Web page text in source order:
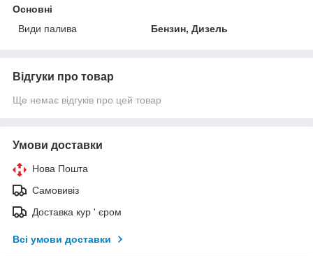
Основні
Види палива
Бензин, Дизель
Відгуки про товар
Ще немає відгуків про цей товар
Умови доставки
Нова Пошта
Самовивіз
Доставка кур ' єром
Всі умови доставки